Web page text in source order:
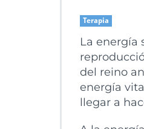
Terapia
La energía
del reino
energía
llegar a